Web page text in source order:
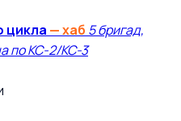
цикла — хаб 5 бригад,
по КС-2/КС-3